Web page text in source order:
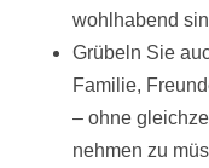
wohlhabend
Grübeln Sie
Familie,
– ohne
nehmen zu